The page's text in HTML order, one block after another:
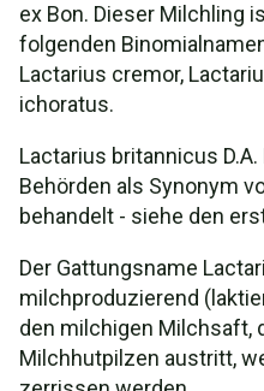
ex Bon. Dieser Milchling
folgenden
Lactarius cremor,
ichoratus.
Lactarius britannicus
Behörden als Synonym
behandelt - siehe den
Der Gattungsname
milchproduzierend
den milchigen Milchsaft,
Milchhutpilzen austritt,